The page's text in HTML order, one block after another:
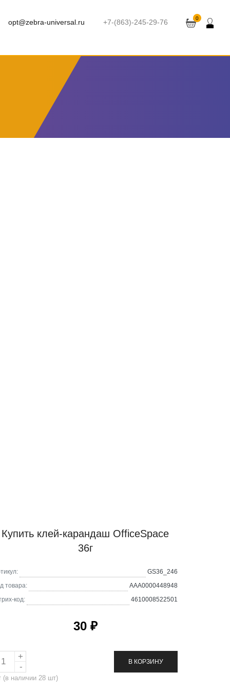
opt@zebra-universal.ru +7-(863)-245-29-76 0
Купить клей-карандаш OfficeSpace
36г
GS36_246
товара:
AAA0000448948
код:
4610008522501
30 ₽
В КОРЗИНУ
(в наличии28 шт)